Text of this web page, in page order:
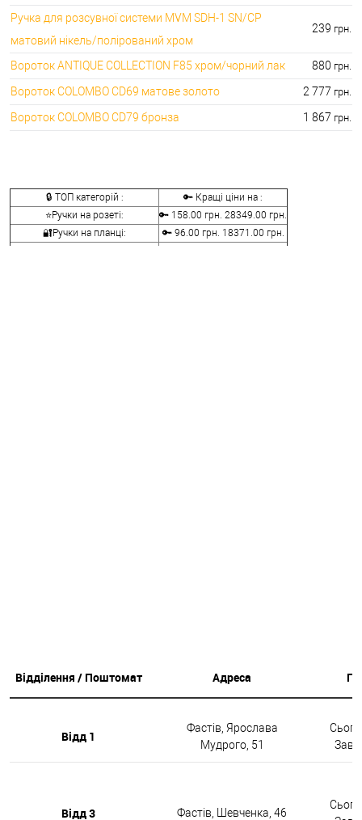
Ручка для розсувної системи MVM SDH-1 SN/CP
матовий нікель/полірований хром
239 грн.
Вороток ANTIQUE COLLECTION F85 хром/чорний лак 880 грн.
Вороток COLOMBO CD69 матове золото 2 777 грн.
Вороток COLOMBO CD79 бронза 1 867 грн.
🔒 ТОП категорій :
🔑 Кращі ціни на :
⭐Ручки на розеті:
🔑 158.00 грн. 28349.00 грн.
🔐Ручки на планці:
🔑 96.00 грн. 18371.00 грн.
Відділення / Поштомат Адреса
Відд 1
Фастів, Ярослава
Мудрого, 51
Відд 3 Фастів, Шевченка, 46